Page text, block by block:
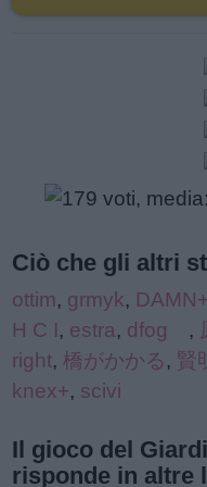
Ciò che gli altri
ottim, grmyk, DAMN+
H C I, estra, dfog ,
right, 橋がかかる , 賢
knex+, scivi
Il gioco del
risponde in altre